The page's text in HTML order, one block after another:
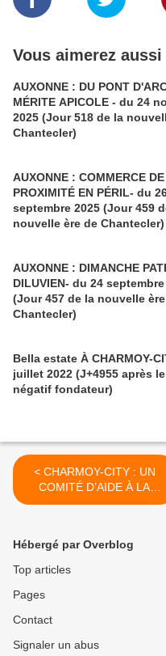
Vous aimerez aussi
AUXONNE : DU PONT
MÉRITE APICOLE - du 24
2025 (Jour 518 de la
Chantecler)
AUXONNE : COMMERCE DE
PROXIMITÉ EN PÉRIL- du
septembre 2025 (Jour 459
nouvelle ère de Chantecler)
AUXONNE : DIMANCHE
DILUVIEN- du 24
(Jour 457 de la nouvelle
Chantecler)
Bella estate À CHARMOY-
juillet 2022 (J+4955 après
négatif fondateur)
< CHARMOY-CITY : UN
COMITÉ D’AIDE À LA
DÉCISION POUR NOTRE
après le vote négatif
Hébergé par Overblog
Top articles
Pages
Contact
Signaler un abus